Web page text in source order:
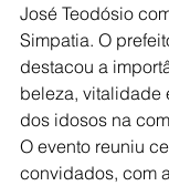
José Teodósio
Simpatia. O
destacou a
beleza, vitalidade
dos idosos na
O evento reuniu
convidados, com